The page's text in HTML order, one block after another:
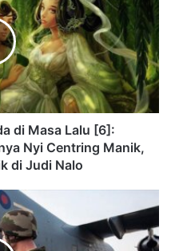
di Masa Lalu [6]:
Nyi Centring Manik,
di Judi Nalo